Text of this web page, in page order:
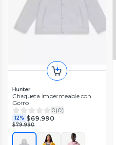
Hunter
Chaqueta Impermeable con
Gorro
0(0)
12% $69.990
$79.990